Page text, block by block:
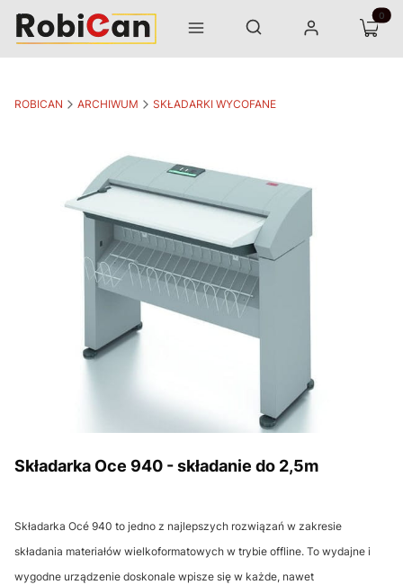
Menu Otwórz wyszukiwarkę
Szukaj Zaloguj się Koszyk
ROBICAN ARCHIWUM SKŁADARKI WYCOFANE
Składarka Oce 940 - składanie do 2,5m
Składarka Océ 940 to jedno z najlepszych rozwiązań w zakresie
składania materiałów wielkoformatowych w trybie offline. To wydajne i
wygodne urządzenie doskonale wpisze się w każde, nawet